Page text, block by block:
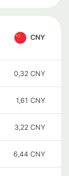
CNY
0,32 CNY
1,61 CNY
3,22 CNY
6,44 CNY